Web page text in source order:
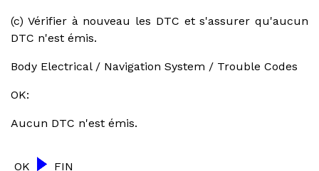
(c) Vérifier à nouveau les DTC et s'assurer qu'aucun
DTC n'est émis.
Body Electrical / Navigation System / Trouble Codes
OK:
Aucun DTC n'est émis.
OK FIN